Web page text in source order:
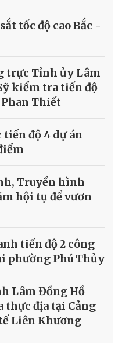
tốc độ cao Bắc -
trực Tỉnh ủy Lâm
kiểm tra tiến độ
Thiết
độ 4 dự án
Truyền hình
hội tụ để vươn
tiến độ 2 công
phường Phú Thủy
Lâm Đồng Hồ
địa tại Cảng
Liên Khương